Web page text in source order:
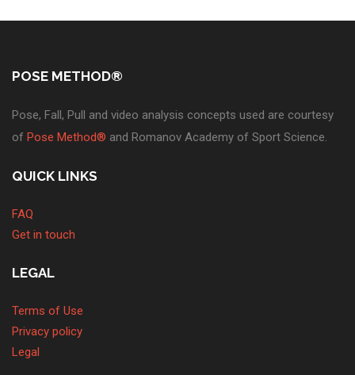
POSE METHOD®
Pose, Fall, Pull and video analysis concepts used are courtesy
of Pose Method® and Romanov Academy of Sport Science.
QUICK LINKS
FAQ
Get in touch
LEGAL
Terms of Use
Privacy policy
Legal